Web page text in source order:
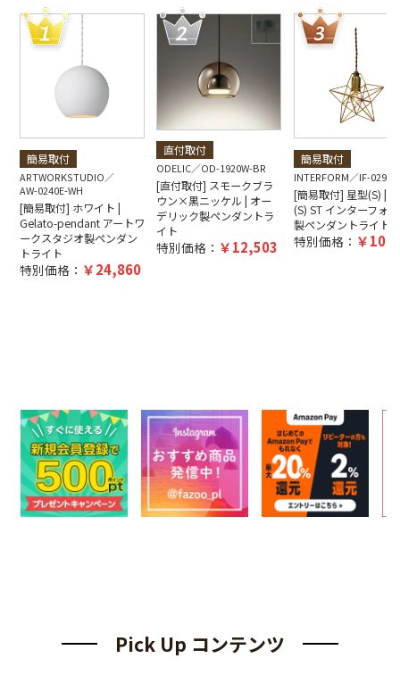
簡易取付
ARTWORKSTUDIO
AW-0240E-WH
[簡易取付] ホワイト |
Gelato-pendant アートワ
ークスタジオ製ペンダン
トライト
特別価格： 24,860
直付取付
ODELIC OD-1920W-BR
[直付取付] スモークブラ
ウン×黒ニッケル | オー
デリック製ペンダントラ
イト
特別価格： 12,503
簡易取付
INTERFORM IF-
[簡易取付] 星型(S) |
(S) ST インターフォ
製ペンダントライト
特別価格：
Pick Up コンテンツ